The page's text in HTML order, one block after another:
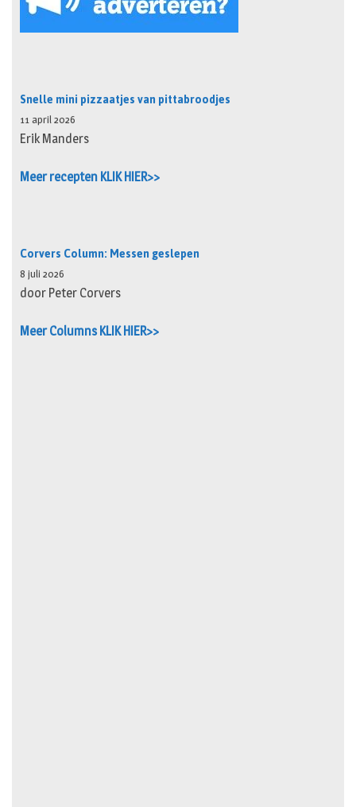
Snelle mini pizzaatjes van pittabroodjes
11 april 2026
Erik Manders
Meer recepten KLIK HIER>>
Corvers Column: Messen geslepen
8 juli 2026
door Peter Corvers
Meer Columns KLIK HIER>>